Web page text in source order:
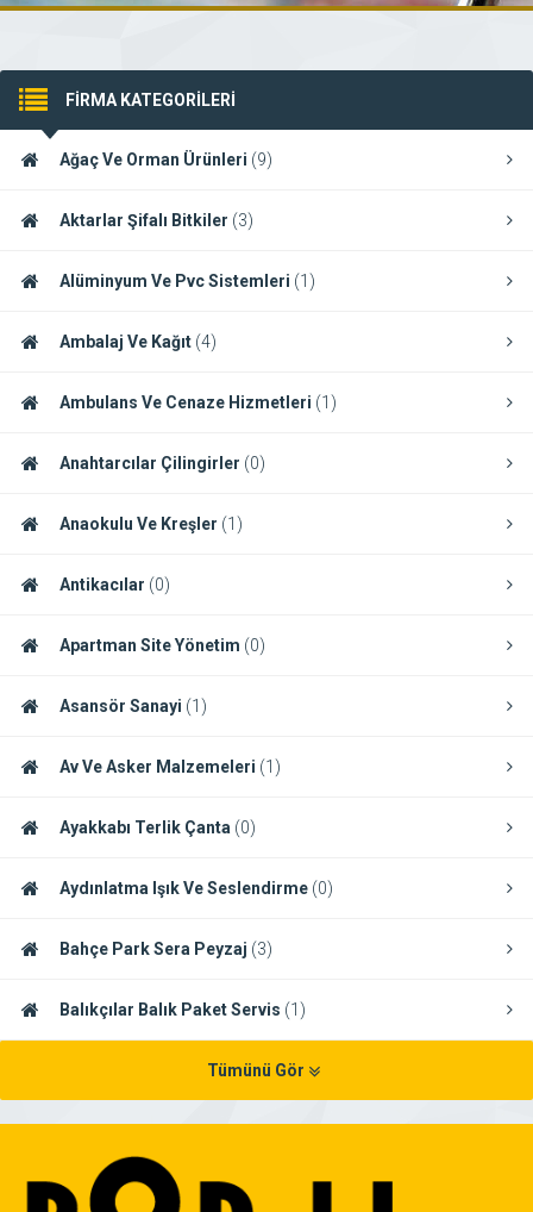
FİRMA KATEGORİLERİ
Ağaç Ve Orman Ürünleri (9)
Aktarlar Şifalı Bitkiler (3)
Alüminyum Ve Pvc Sistemleri (1)
Ambalaj Ve Kağıt (4)
Ambulans Ve Cenaze Hizmetleri (1)
Anahtarcılar Çilingirler (0)
Anaokulu Ve Kreşler (1)
Antikacılar (0)
Apartman Site Yönetim (0)
Asansör Sanayi (1)
Av Ve Asker Malzemeleri (1)
Ayakkabı Terlik Çanta (0)
Aydınlatma Işık Ve Seslendirme (0)
Bahçe Park Sera Peyzaj (3)
Balıkçılar Balık Paket Servis (1)
Tümünü Gör